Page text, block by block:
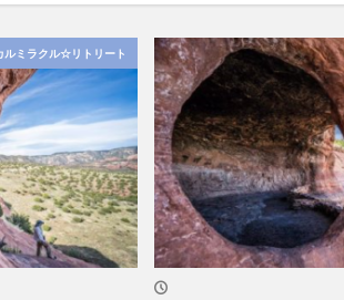
ルミラクル☆リトリート